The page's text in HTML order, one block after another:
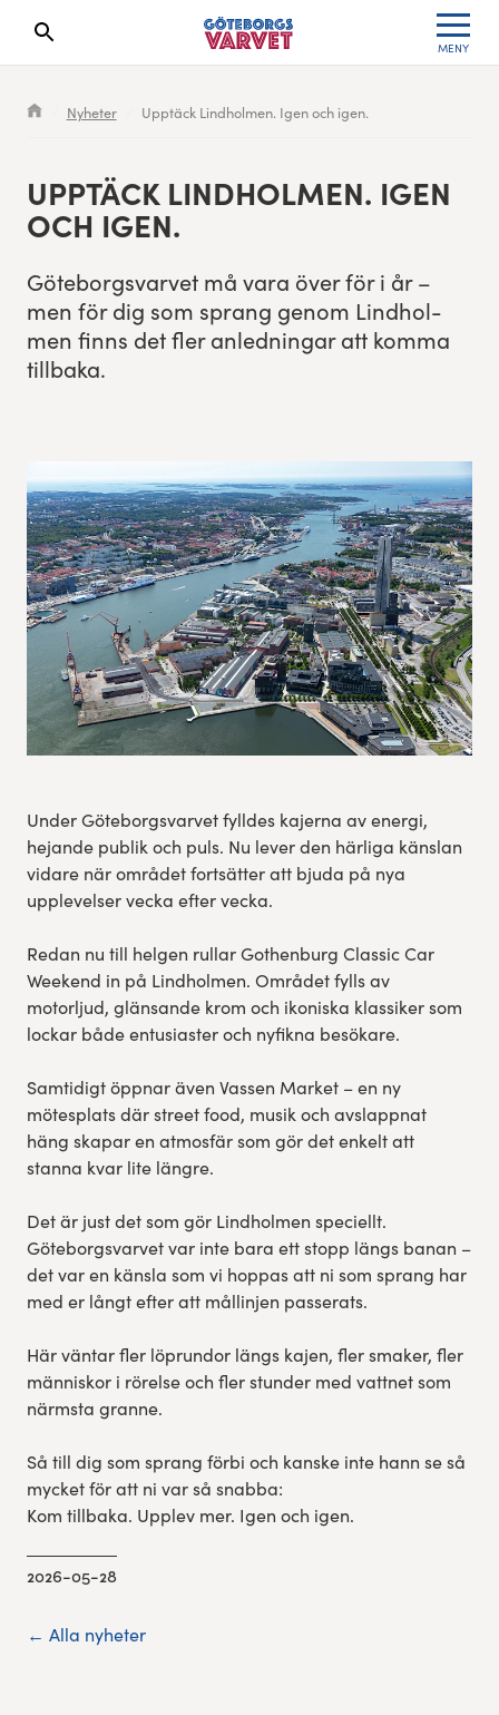
MENY
Sökresultaten dyker upp här
Nyheter Upptäck Lindholmen. Igen och igen.
UPP­TÄCK LIND­HOL­MEN. IGEN
OCH IGEN.
Göte­borgsvarvet må vara över för i år –
men för dig som sprang genom Lind­hol­
men finns det fler anled­ningar att kom­ma
tillbaka.
Under Göteborgsvarvet fylldes kajerna av energi,
hejande publik och puls. Nu lever den härliga känslan
vidare när området fortsätter att bjuda på nya
upplevelser vecka efter vecka.
Redan nu till helgen rullar Gothenburg Classic Car
Weekend in på Lindholmen. Området fylls av
motorljud, glänsande krom och ikoniska klassiker som
lockar både entusiaster och nyfikna besökare.
Samtidigt öppnar även Vassen Market – en ny
mötesplats där street food, musik och avslappnat
häng skapar en atmosfär som gör det enkelt att
stanna kvar lite längre.
Det är just det som gör Lindholmen speciellt.
Göteborgsvarvet var inte bara ett stopp längs banan –
det var en känsla som vi hoppas att ni som sprang har
med er långt efter att mållinjen passerats.
Här väntar fler löprundor längs kajen, fler smaker, fler
människor i rörelse och fler stunder med vattnet som
närmsta granne.
Så till dig som sprang förbi och kanske inte hann se så
mycket för att ni var så snabba:
Kom tillbaka. Upplev mer. Igen och igen.
2026-05-28
← Alla nyheter
Seedningsregler
Hitta hit - Trafikinfo
Göteborgsvarvet Expo
Löparinspiration och träning
Spring för välgörenhet
Göteborgsvarvet familjeområde
Res, bo, upplev
Hållbarhet
Funktionär/Volontär
Cityvarvet
Lilla Varvet
Varvetmilen
Leverantörer
Partnerportal
Anmälan